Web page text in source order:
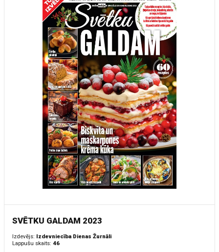
SVĒTKU GALDAM 2023
Izdevējs: Izdevniecība Dienas Žurnāli
Lappušu skaits: 46